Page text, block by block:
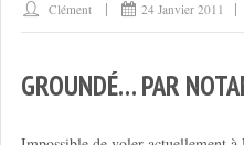
Clément 24 Janvier 2011
GROUNDÉ… PAR